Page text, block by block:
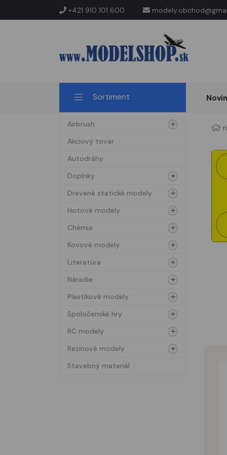
+421 910 101 600
Sortiment
Airbrush
Akciový tovar
Autodráhy
Doplnky
Drevené statické modely
Hotové modely
Chémia
Kovové modely
Literatúra
Náradie
Plastikové modely
Spoločenské hry
RC modely
Rezinové modely
Stavebný materiál